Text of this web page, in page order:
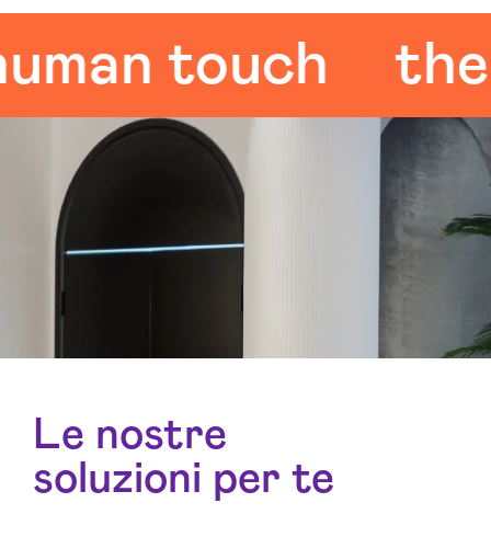
touch the
Le nostre
soluzioni per te